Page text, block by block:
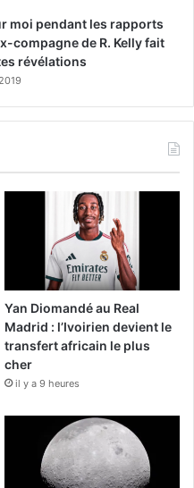
moi pendant les rapports
compagne de R. Kelly fait
révélations
Yan Diomandé au Real
Madrid : l’Ivoirien devient le
transfert africain le plus
cher
il y a 9 heures